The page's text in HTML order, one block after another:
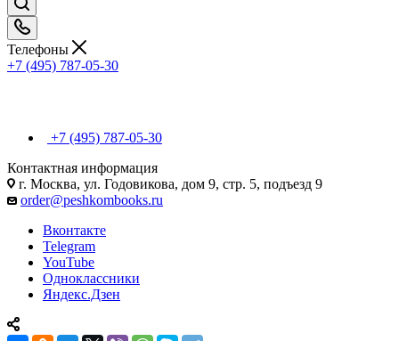
Телефоны
+7 (495) 787-05-30
+7 (495) 787-05-30
Контактная информация
г. Москва, ул. Годовикова, дом 9, стр. 5, подъезд 9
order@peshkombooks.ru
Вконтакте
Telegram
YouTube
Одноклассники
Яндекс.Дзен